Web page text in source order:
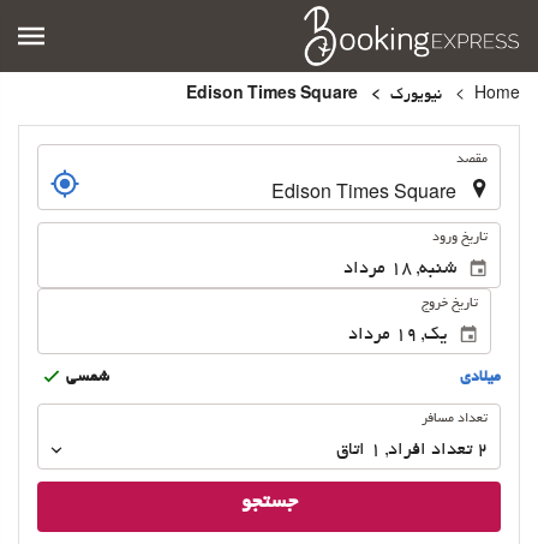
Home نیویورک
مقصد
تاریخ ورود
تاریخ خروج
ميلادى شمسى
تعداد
تعداد مسافر
2 تعداد افراد ,
1 اتاق
جستجو